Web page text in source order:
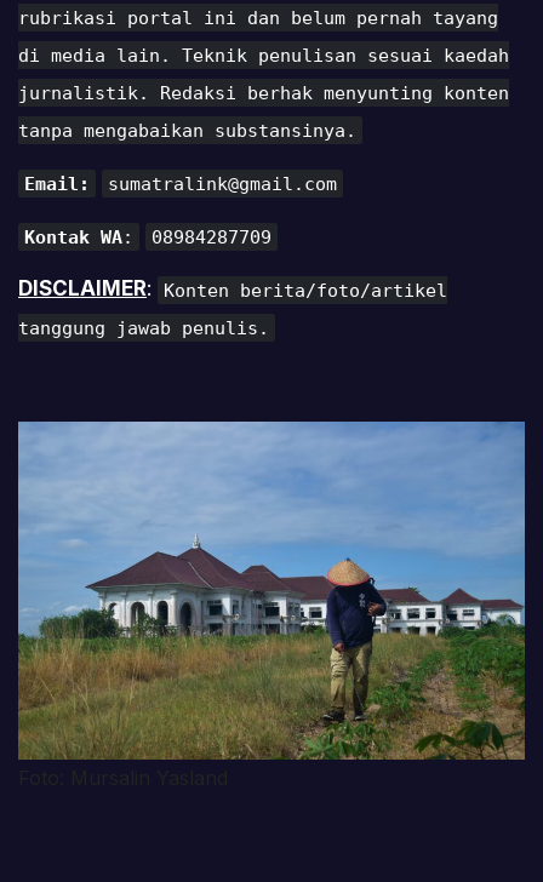
rubrikasi portal ini dan belum pernah tayang
di media lain. Teknik penulisan sesuai kaedah
jurnalistik. Redaksi berhak menyunting konten
tanpa mengabaikan substansinya.
Email: sumatralink@gmail.com
Kontak WA: 08984287709
DISCLAIMER:
Konten berita/foto/artikel
tanggung jawab penulis.